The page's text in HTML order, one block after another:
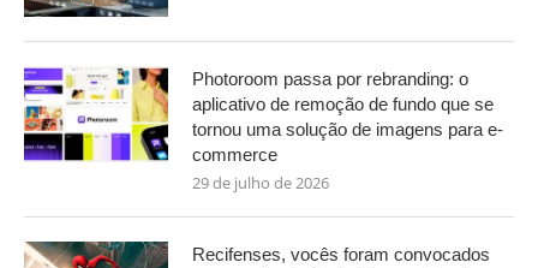
Photoroom passa por rebranding: o
aplicativo de remoção de fundo que se
tornou uma solução de imagens para e-
commerce
29 de julho de 2026
Recifenses, vocês foram convocados